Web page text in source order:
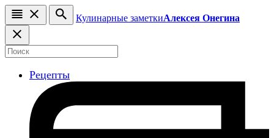
Кулинарные заметкиАлексея Онегина
Рецепты